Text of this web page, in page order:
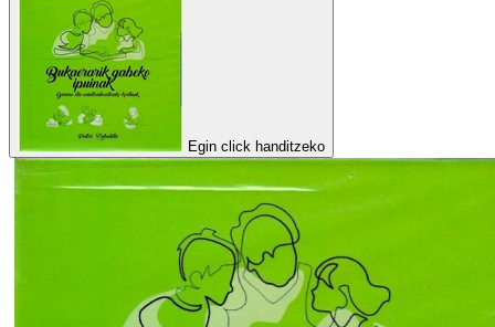
Egin click handitzeko